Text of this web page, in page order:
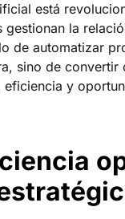
está
gestionan la
de automatizar
sino de convertir
eficiencia y